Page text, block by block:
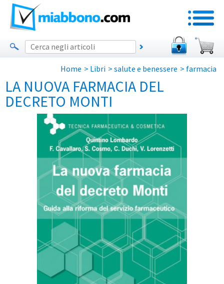
Home > Libri > salute e benessere > farmacia
LA NUOVA FARMACIA DEL
DECRETO MONTI